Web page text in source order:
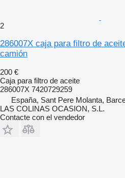
2
286007X caja para filtro de
camión
200 €
Caja para filtro de aceite
286007X 7420729259
España, Sant Pere Molanta,
LAS COLINAS OCASION, S.L.
Contacte con el vendedor